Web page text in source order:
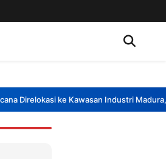
Direlokasi ke Kawasan Industri Madura,